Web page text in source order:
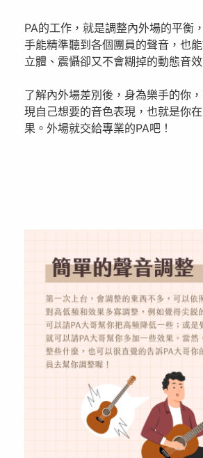
PA的工作，就是調整內外場的平衡
手能精準聽到各個團員的聲音，也
立體、震懾卻又不會糊掉的動態音效
了解內外場差別後，身為樂手的你
現自己想要的音色表現，也就是你
果。外場就交給專業的PA吧！